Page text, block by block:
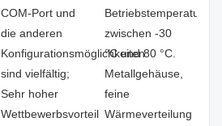
COM-Port und
die anderen
Konfigurationsmöglichkeiten
sind vielfältig;
Sehr hoher
Wettbewerbsvorteil
Betriebstemperatur
zwischen -30
°C und 80 °C.
Metallgehäuse,
feine
Wärmeverteilung